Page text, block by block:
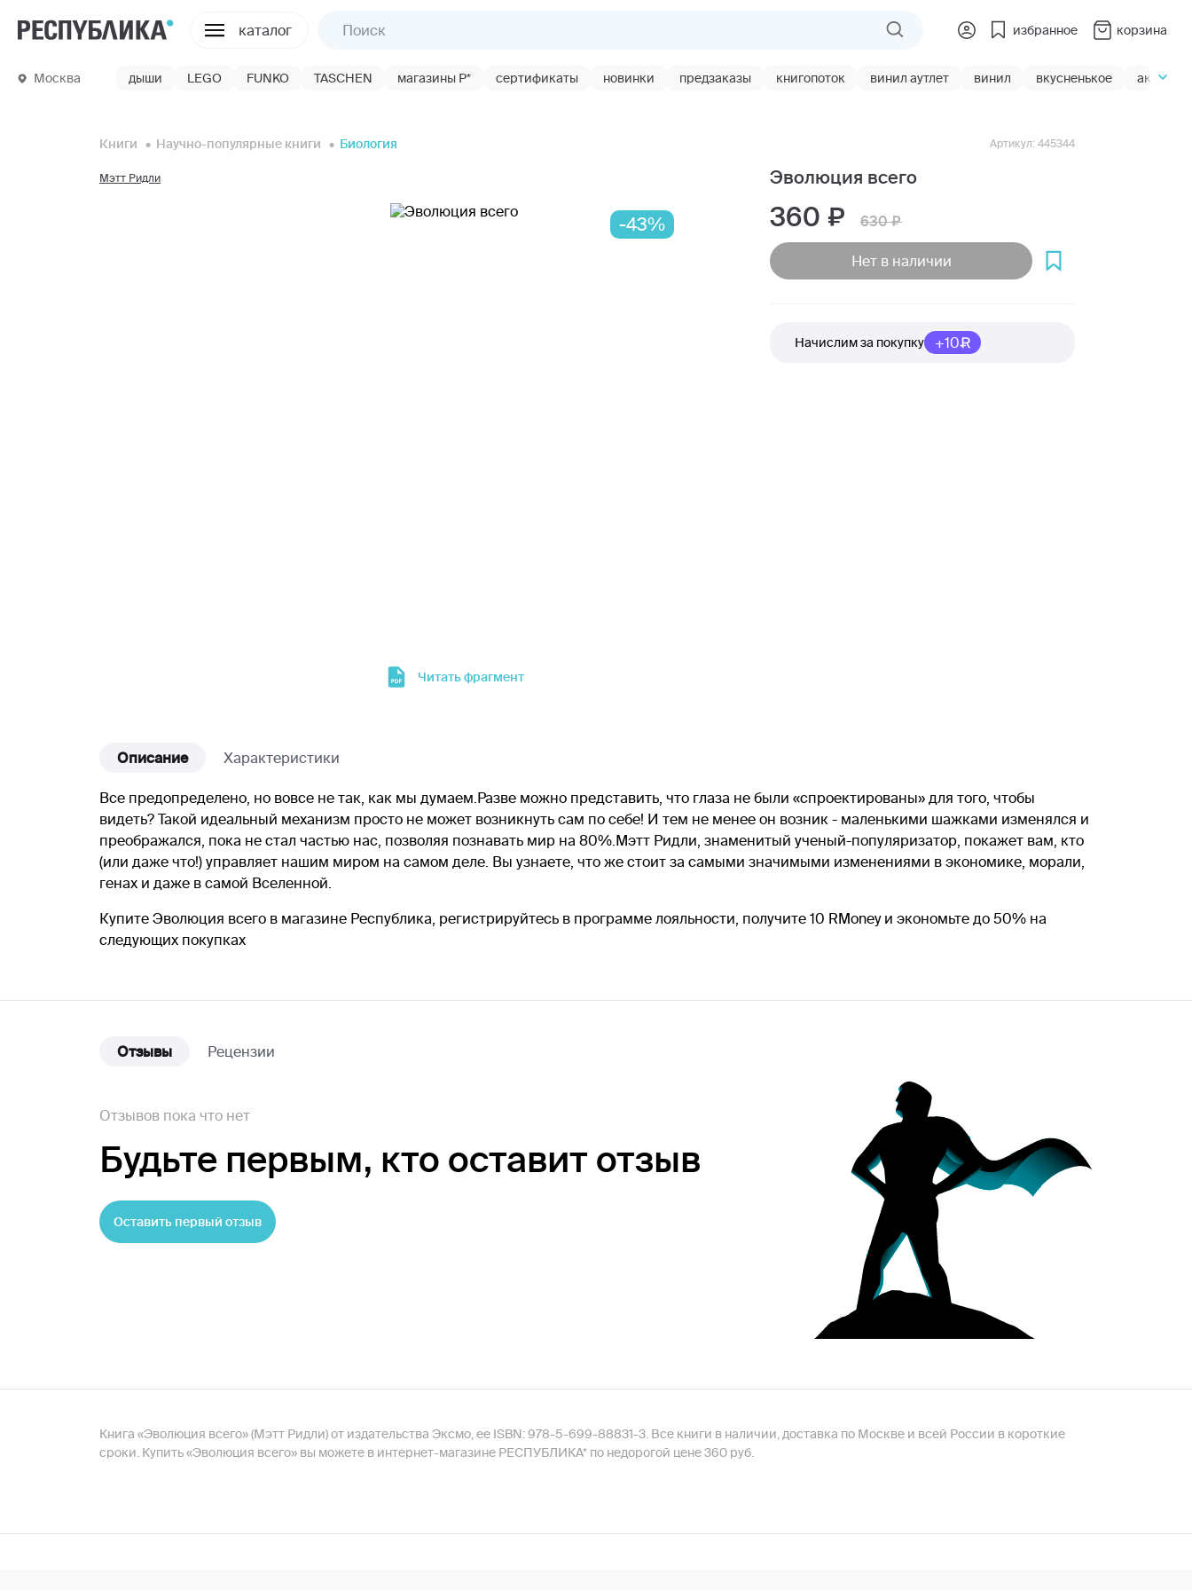
каталог избранное корзина
Москва дыши LEGO FUNKO TASCHEN магазины Р* сертификаты новинки предзаказы книгопоток винил аутлет винил вкусненькое акции
Книги Научно-популярные книги Биология
-43%
Читать фрагмент
Мэтт Ридли Эволюция всего
Артикул: 445344
360 630
Нет в наличии
Начислим за покупку +10
Описание Характеристики
Все предопределено, но вовсе не так, как мы думаем.Разве можно представить, что глаза не были «спроектированы» для того, чтобы
видеть? Такой идеальный механизм просто не может возникнуть сам по себе! И тем не менее он возник - маленькими шажками изменялся и
преображался, пока не стал частью нас, позволяя познавать мир на 80%.Мэтт Ридли, знаменитый ученый-популяризатор, покажет вам, кто
(или даже что!) управляет нашим миром на самом деле. Вы узнаете, что же стоит за самыми значимыми изменениями в экономике, морали,
генах и даже в самой Вселенной.
Купите Эволюция всего в магазине Республика, регистрируйтесь в программе лояльности, получите 10 RMoney и экономьте до 50% на
следующих покупках
Отзывы Рецензии
Отзывов пока что нет
Будьте первым, кто оставит отзыв
Оставить первый отзыв
Книга «Эволюция всего» (Мэтт Ридли) от издательства Эксмо, ее ISBN: 978-5-699-88831-3. Все книги в наличии, доставка по Москве и всей России в короткие
сроки. Купить «Эволюция всего» вы можете в интернет-магазине РЕСПУБЛИКА* по недорогой цене 360 руб.